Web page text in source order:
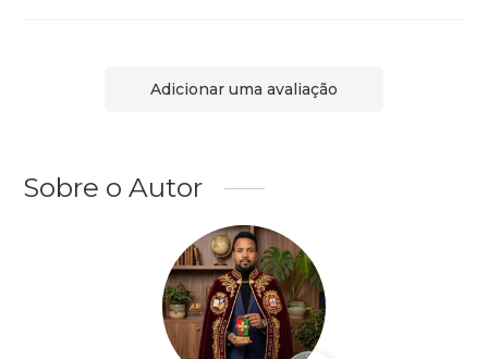
Adicionar uma avaliação
Sobre o Autor